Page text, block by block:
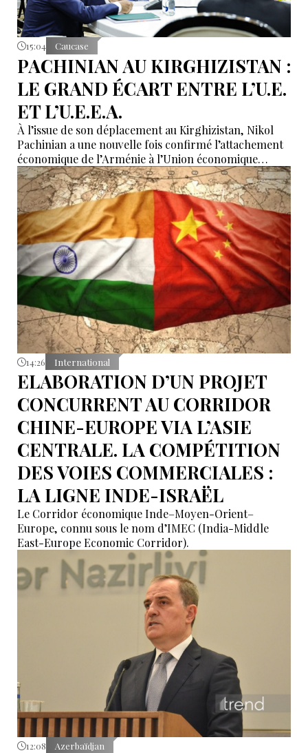
15:04 Caucase
PACHINIAN AU KIRGHIZISTAN :
LE GRAND ÉCART ENTRE L’U.E.
ET L’U.E.E.A.
À l’issue de son déplacement au Kirghizistan, Nikol
Pachinian a une nouvelle fois confirmé l’attachement
économique de l’Arménie à l’Union économique
eurasiatique, tout en réaffirmant son rapprochement
avec l’Union européenne. Entre dépendance
économique à l’UEEA et ambitions européennes,
Erevan tente de maintenir un équilibre dont les
contradictions deviennent de plus en plus difficiles à
masquer.
14:26 International
ELABORATION D’UN PROJET
CONCURRENT AU CORRIDOR
CHINE-EUROPE VIA L’ASIE
CENTRALE. LA COMPÉTITION
DES VOIES COMMERCIALES :
LA LIGNE INDE-ISRAËL
Le Corridor économique Inde–Moyen-Orient–
Europe, connu sous le nom d’IMEC (India-Middle
East-Europe Economic Corridor).
12:08 Azerbaïdjan